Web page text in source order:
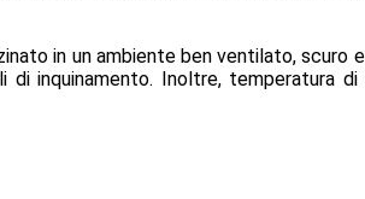
in un ambiente ben ventilato, scuro
di inquinamento. Inoltre,